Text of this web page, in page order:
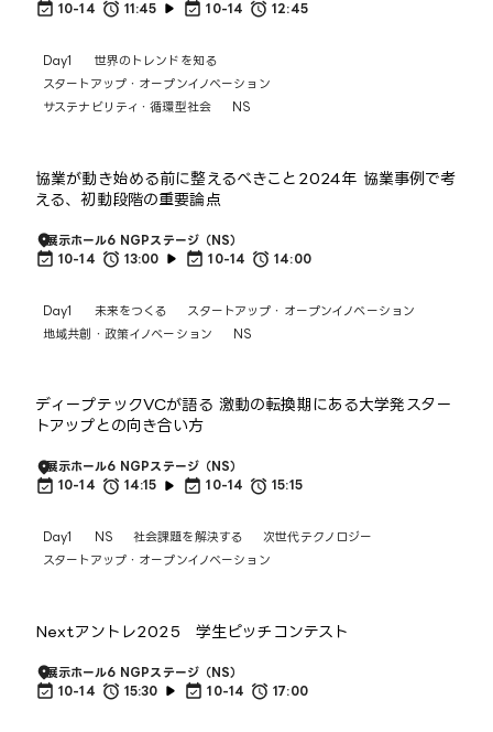
10-14
11:45 10-14 12:45
Day1
世界のトレンドを知る
スタートアップ・オープンイノベーション
サステナビリティ・循環型社会
NS
協業が動き始める前に整えるべきこと──2024年 協業事例で考
える、初動段階の重要論点
展示ホール6 NGPステージ（NS）
10-14
13:00 10-14 14:00
Day1 未来をつくる
スタートアップ・オープンイノベーション
地域共創・政策イノベーション
NS
ディープテックVCが語る 激動の転換期にある大学発スター
トアップとの向き合い方
展示ホール6 NGPステージ（NS）
10-14
14:15 10-14 15:15
Day1 NS 社会課題を解決する
次世代テクノロジー
スタートアップ・オープンイノベーション
Nextアントレ2025 学生ピッチコンテスト
展示ホール6 NGPステージ（NS）
10-14
15:30 10-14 17:00